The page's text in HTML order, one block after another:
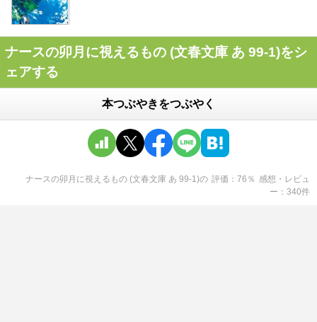
ナースの卯月に視えるもの (文春文庫 あ 99-1)をシ
ェアする
本つぶやきをつぶやく
ナースの卯月に視えるもの (文春文庫 あ 99-1)の 評価 76 ％ 感想・レビュ
ー
340件